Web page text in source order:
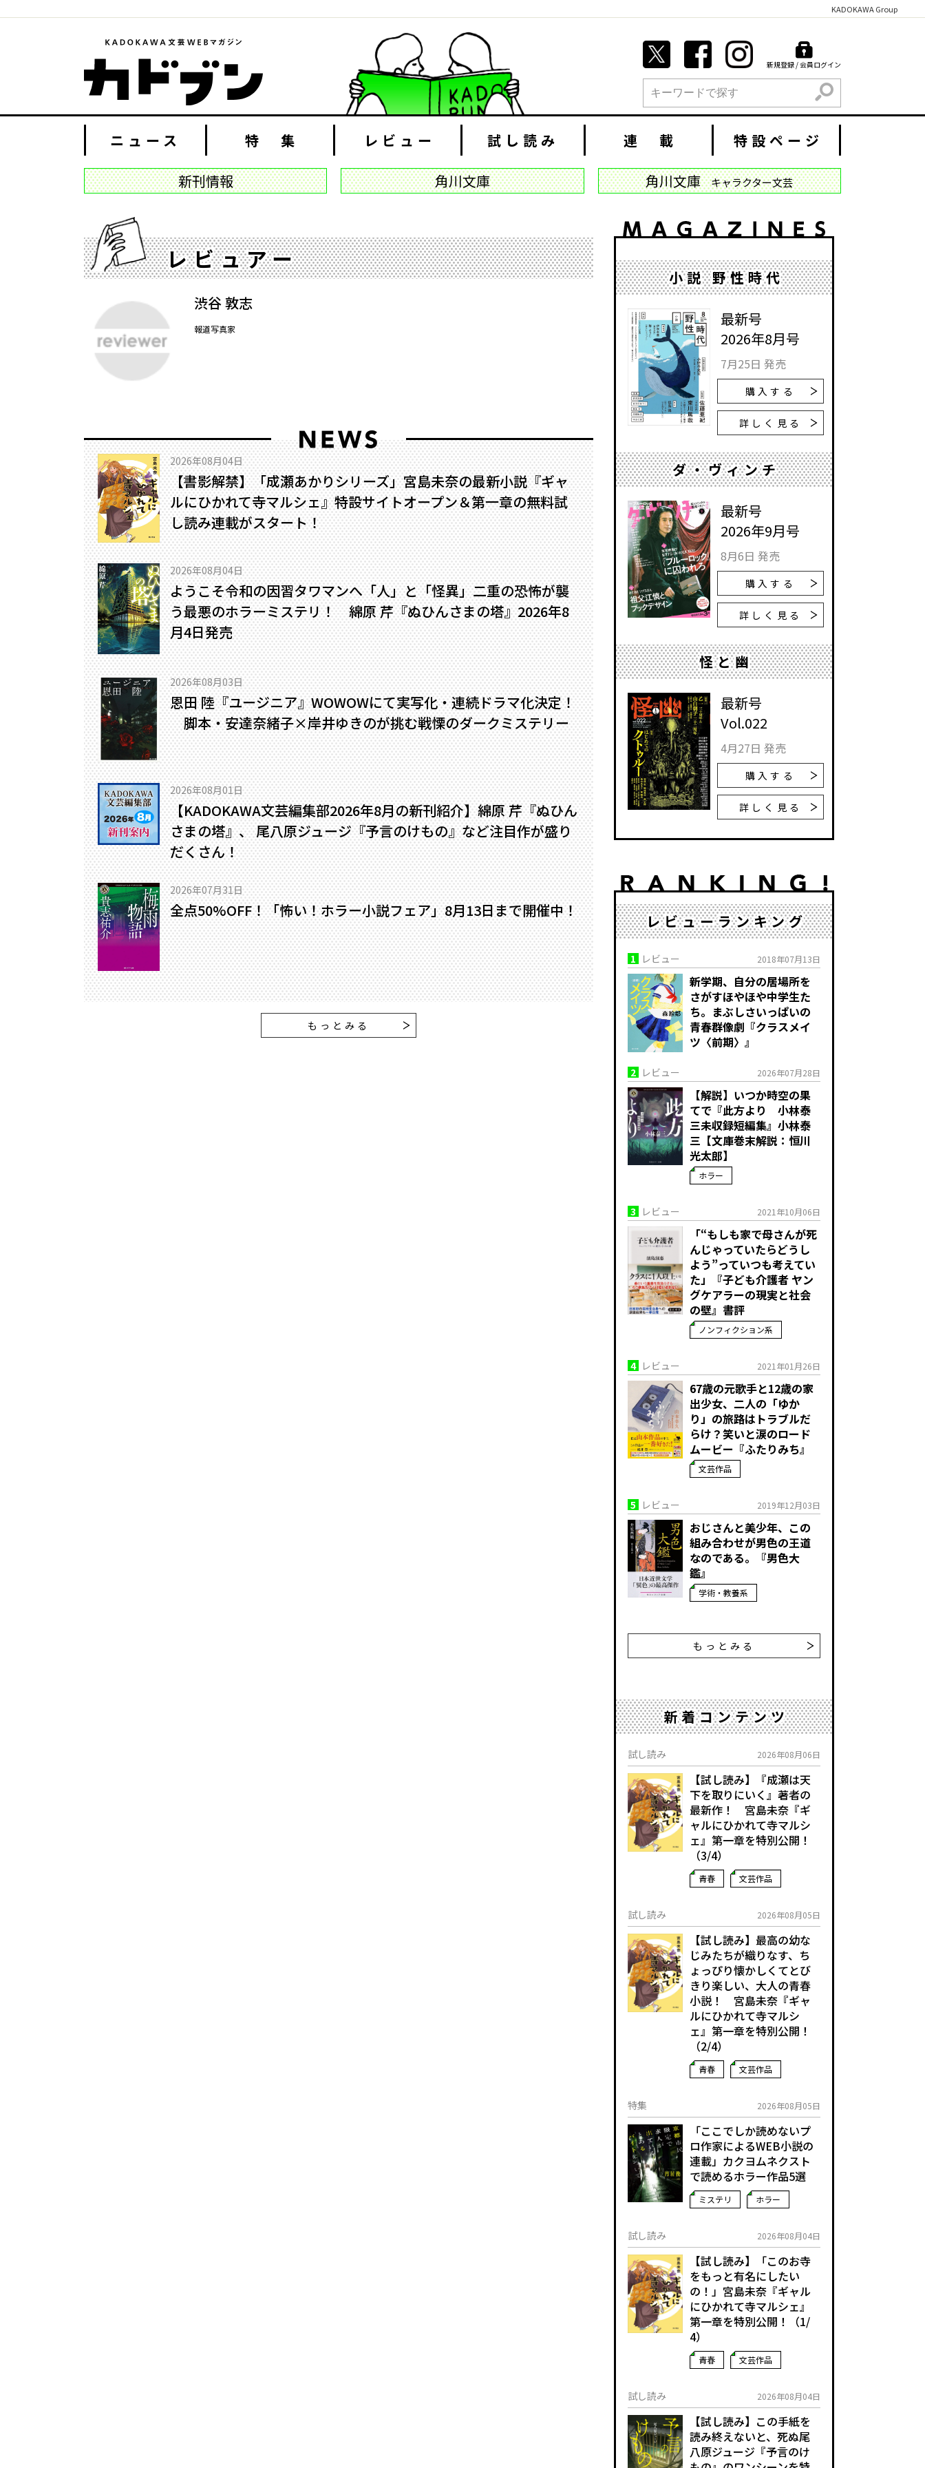
KADOKAWA Group
新規登録 / 会員ログイン
検索
ニュース 特 集 レビュー 試し読み 連 載 特設ページ
新刊情報 角川文庫 角川文庫 キャラクター文芸
レビュアー
渋谷 敦志
報道写真家
2026年08月04日
【書影解禁】「成瀬あかりシリーズ」宮島未奈の最新小説『ギャ
ルにひかれて寺マルシェ』特設サイトオープン＆第一章の無料試
し読み連載がスタート！
2026年08月04日
ようこそ令和の因習タワマンへ――「人」と「怪異」二重の恐怖が襲
う最悪のホラーミステリ！ 綿原 芹『ぬひんさまの塔』2026年8
月4日発売
2026年08月03日
恩田 陸『ユージニア』WOWOWにて実写化・連続ドラマ化決定！
脚本・安達奈緒子×岸井ゆきのが挑む戦慄のダークミステリー
2026年08月01日
【KADOKAWA文芸編集部2026年8月の新刊紹介】綿原 芹『ぬひん
さまの塔』、 尾八原ジュージ『予言のけもの』など注目作が盛り
だくさん！
2026年07月31日
全点50%OFF！「怖い！ホラー小説フェア」8月13日まで開催中！
もっとみる
小説 野性時代
最新号
2026年8月号
7月25日 発売
購入する
詳しく見る
ダ・ヴィンチ
最新号
2026年9月号
8月6日 発売
購入する
詳しく見る
怪と幽
最新号
Vol.022
4月27日 発売
購入する
詳しく見る
レビューランキング
1 レビュー 2018年07月13日
新学期、自分の居場所を
さがすほやほや中学生た
ち。まぶしさいっぱいの
青春群像劇『クラスメイ
ツ〈前期〉』
2 レビュー 2026年07月28日
【解説】いつか時空の果
てで――『此方より 小林泰
三未収録短編集』小林泰
三【文庫巻末解説：恒川
光太郎】
ホラー
3 レビュー 2021年10月06日
「“もしも家で母さんが死
んじゃっていたらどうし
よう”っていつも考えてい
た」――『子ども介護者 ヤン
グケアラーの現実と社会
の壁』書評
ノンフィクション系
4 レビュー 2021年01月26日
67歳の元歌手と12歳の家
出少女、二人の「ゆか
り」の旅路はトラブルだ
らけ？笑いと涙のロード
ムービー『ふたりみち』
文芸作品
5 レビュー 2019年12月03日
おじさんと美少年、この
組み合わせが男色の王道
なのである。『男色大
鑑』
学術・教養系
もっとみる
新着コンテンツ
試し読み 2026年08月06日
【試し読み】『成瀬は天
下を取りにいく』著者の
最新作！ 宮島未奈『ギ
ャルにひかれて寺マルシ
ェ』第一章を特別公開！
（3/4）
青春 文芸作品
試し読み 2026年08月05日
【試し読み】最高の幼な
じみたちが織りなす、ち
ょっぴり懐かしくてとび
きり楽しい、大人の青春
小説！ 宮島未奈『ギャ
ルにひかれて寺マルシ
ェ』第一章を特別公開！
（2/4）
青春 文芸作品
特集 2026年08月05日
「ここでしか読めないプ
ロ作家によるWEB小説の
連載」――カクヨムネクスト
で読めるホラー作品5選
ミステリ ホラー
試し読み 2026年08月04日
【試し読み】「このお寺
をもっと有名にしたい
の！」宮島未奈『ギャル
にひかれて寺マルシェ』
第一章を特別公開！（1/
4）
青春 文芸作品
試し読み 2026年08月04日
【試し読み】この手紙を
読み終えないと、死ぬ――尾
八原ジュージ『予言のけ